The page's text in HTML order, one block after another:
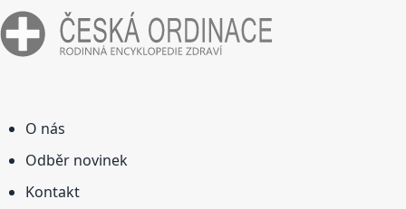
O nás
Odběr novinek
Kontakt